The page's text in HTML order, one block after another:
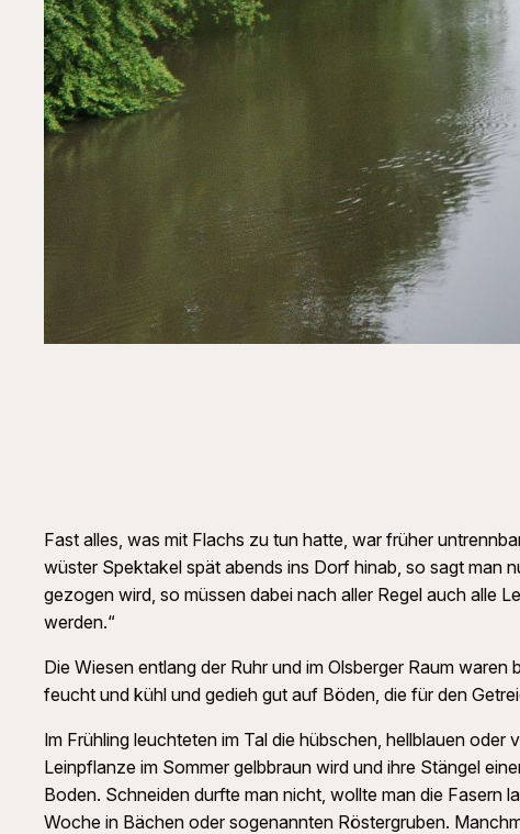
Fast alles, was mit Flachs zu tun hatte, war früher
wüster Spektakel spät abends ins Dorf hinab, so sagt man
gezogen wird, so müssen dabei nach aller Regel auch alle
werden.“
Die Wiesen entlang der Ruhr und im Olsberger Raum
feucht und kühl und gedieh gut auf Böden, die für den
Im Frühling leuchteten im Tal die hübschen, hellblauen
Leinpflanze im Sommer gelbbraun wird und ihre Stängel
Boden. Schneiden durfte man nicht, wollte man die Fasern
Woche in Bächen oder sogenannten Röstergruben.